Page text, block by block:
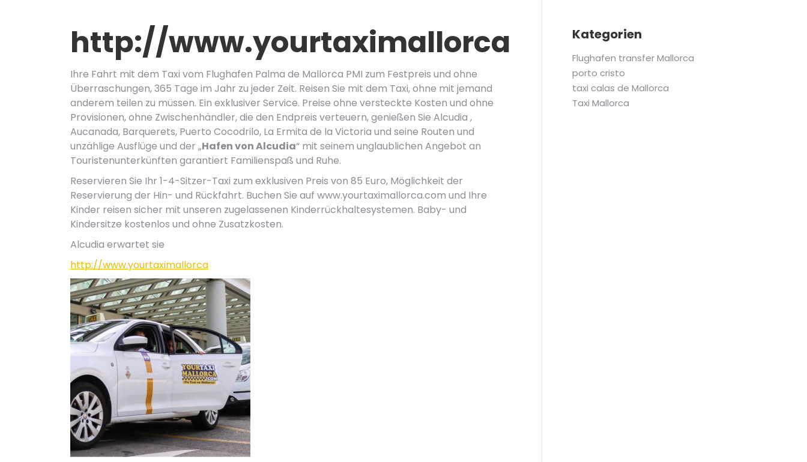
http://www.yourtaximallorca
Ihre Fahrt mit dem Taxi vom Flughafen Palma de Mallorca PMI zum Festpreis und ohne
Überraschungen, 365 Tage im Jahr zu jeder Zeit. Reisen Sie mit dem Taxi, ohne mit jemand
anderem teilen zu müssen. Ein exklusiver Service. Preise ohne versteckte Kosten und ohne
Provisionen, ohne Zwischenhändler, die den Endpreis verteuern, genießen Sie Alcudia ,
Aucanada, Barquerets, Puerto Cocodrilo, La Ermita de la Victoria und seine Routen und
unzählige Ausflüge und der „Hafen von Alcudia“ mit seinem unglaublichen Angebot an
Touristenunterkünften garantiert Familienspaß und Ruhe.
Reservieren Sie Ihr 1-4-Sitzer-Taxi zum exklusiven Preis von 85 Euro, Möglichkeit der
Reservierung der Hin- und Rückfahrt. Buchen Sie auf www.yourtaximallorca.com und Ihre
Kinder reisen sicher mit unseren zugelassenen Kinderrückhaltesystemen. Baby- und
Kindersitze kostenlos und ohne Zusatzkosten.
Alcudia erwartet sie
http://www.yourtaximallorca
Kategorien
Flughafen transfer Mallorca
porto cristo
taxi calas de Mallorca
Taxi Mallorca